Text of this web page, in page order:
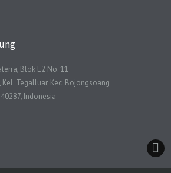
Blok E2 No. 11
Kel. Tegalluar, Kec. Bojongsoang
Indonesia